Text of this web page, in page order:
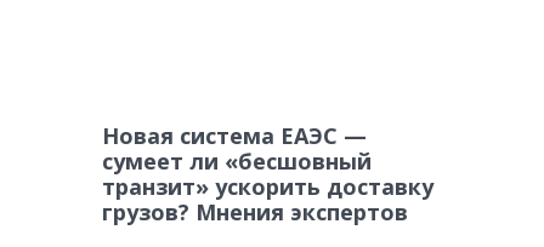
Новая система ЕАЭС —
сумеет ли «бесшовный
транзит» ускорить доставку
грузов? Мнения экспертов